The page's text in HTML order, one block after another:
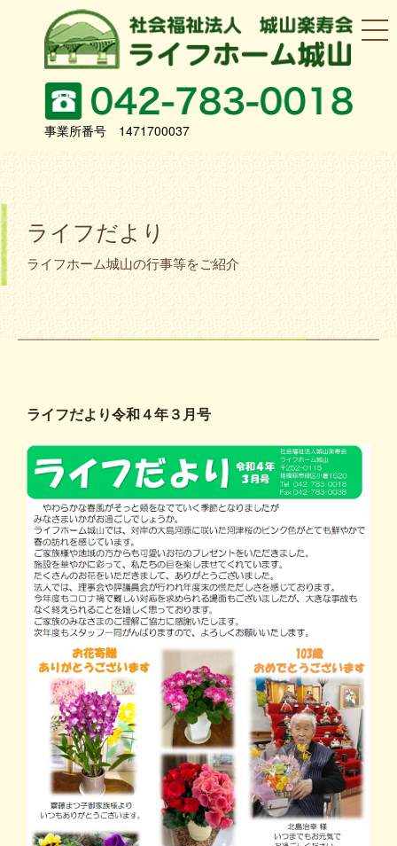
事業所番号 1471700037
ライフだより
ライフホーム城山の行事等をご紹介
ライフだより令和４年３月号